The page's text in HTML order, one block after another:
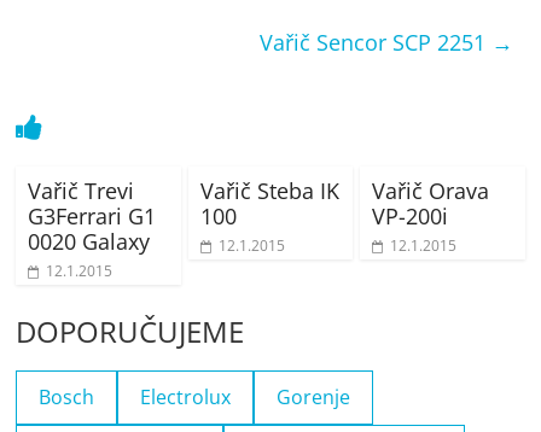
Vařič Sencor SCP 2251 →
Vařič Trevi
G3Ferrari G1
0020 Galaxy
12.1.2015
Vařič Steba IK
100
12.1.2015
Vařič Orava
VP-200i
12.1.2015
DOPORUČUJEME
Bosch Electrolux Gorenje